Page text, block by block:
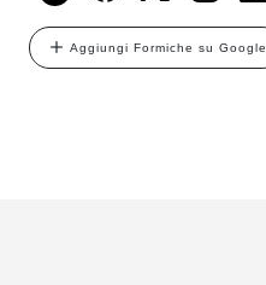
Aggiungi Formiche su Google